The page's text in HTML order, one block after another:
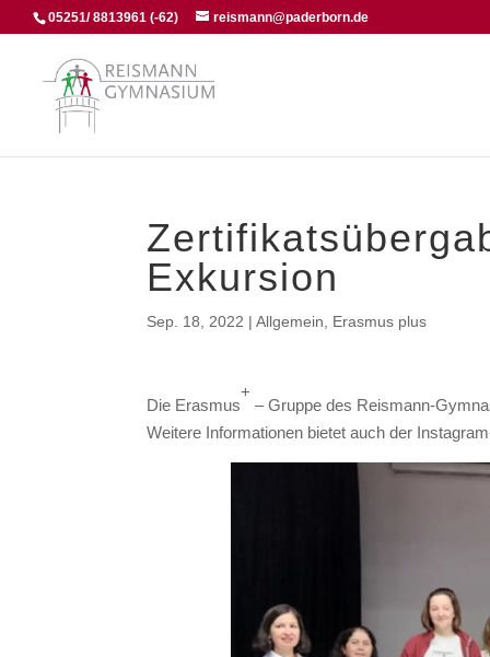
05251/ 8813961 (-62) reismann@paderborn.de
Exkursion
Sep. 18, 2022 |Allgemein Erasmus plus
Die Erasmus
+
– Gruppe des Reismann-
Weitere Informationen bietet auch der